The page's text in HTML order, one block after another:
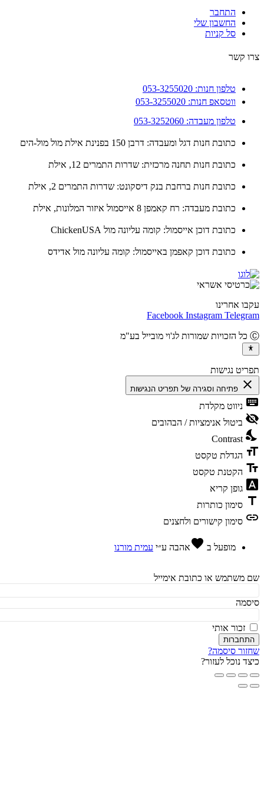
התחבר
החשבון שלי
סל קניות
קשר
טלפון חנות: 053-3255020
ווטסאפ חנות: 053-3255020
טלפון מעבדה: 053-3252060
כתובת חנות דגל ומעבדה: דרבן 150 בפנינת אילת מול מול-הים
כתובת חנות תחנה מרכזית: שדרות התמרים 12, אילת
כתובת חנות ברחבת בנק דיסקונט: שדרות התמרים 2, אילת
כתובת מעבדה: רח קאמפן 8 אייסמול איזור המלונות, אילת
כתובת דוכן אייסמול: קומה עליונה מול ChickenUSA
כתובת דוכן קאפמן באייסמול: קומה עליונה מול אדידס
אחרינו
Facebook Instagram
נגישות
פתיחה וסגירה של תפריט הנגישות
ניווט מקלדת
ביטול אנימציות / הבהובים
Contrast
הגדלת טקסט
הקטנת טקסט
גופן קריא
סימון כותרות
סימון קישורים ולחצנים
מופעל בfavorite אהבהע״י עמית מורנו
או כתובת אימייל
זכור אותי
סיסמה?
נוכל לעזור?